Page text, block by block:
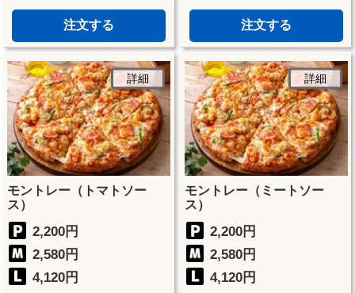
注文する 注文する
詳細
モントレー（トマトソー
ス）
2,200円
2,580円
4,120円
詳細
モントレー（ミートソー
ス）
2,200円
2,580円
4,120円